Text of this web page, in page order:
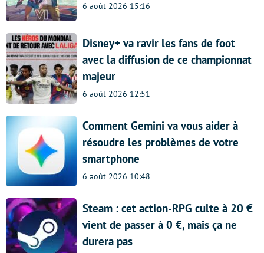
6 août 2026 15:16
Disney+ va ravir les fans de foot
avec la diffusion de ce championnat
majeur
6 août 2026 12:51
Comment Gemini va vous aider à
résoudre les problèmes de votre
smartphone
6 août 2026 10:48
Steam : cet action-RPG culte à 20 €
vient de passer à 0 €, mais ça ne
durera pas